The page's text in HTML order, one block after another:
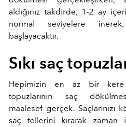
aldığınız takdirde, 1-2 ay
normal seviyelere
başlayacaktır.
Sıkı saç
Hepimizin en az bir kere
topuzlarının saç
maalesef gerçek. Saçlarınızı
saç tellerini kırarak zaman